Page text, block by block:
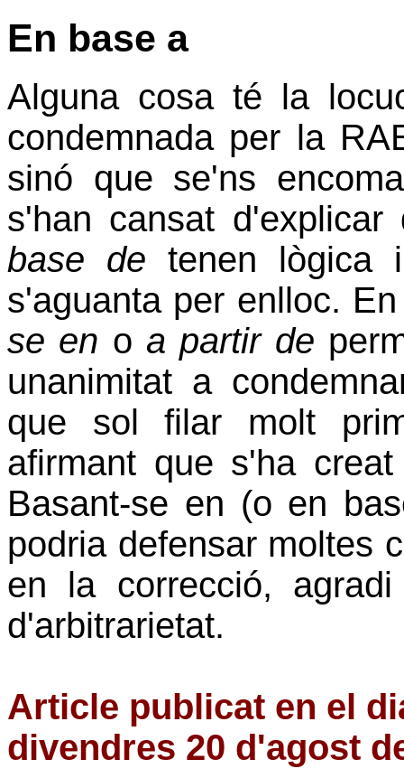
En base a
Alguna cosa té la
condemnada per la
sinó que se'ns
s'han cansat
base de tenen
s'aguanta per enlloc.
se en o a partir de
unanimitat a
que sol filar molt
afirmant que s'ha
Basant-se en (o en
podria defensar moltes
en la correcció,
d'arbitrarietat.
Article publicat en el
divendres 20 d'agost